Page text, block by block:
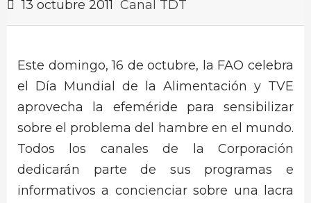
13 octubre 2011 Canal TDT
Este domingo, 16 de octubre, la FAO celebra
el Día Mundial de la Alimentación y TVE
aprovecha la efeméride para sensibilizar
sobre el problema del hambre en el mundo.
Todos los canales de la Corporación
dedicarán parte de sus programas e
informativos a concienciar sobre una lacra